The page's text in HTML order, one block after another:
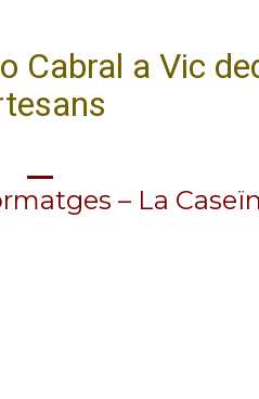
Cabral a Vic
– La